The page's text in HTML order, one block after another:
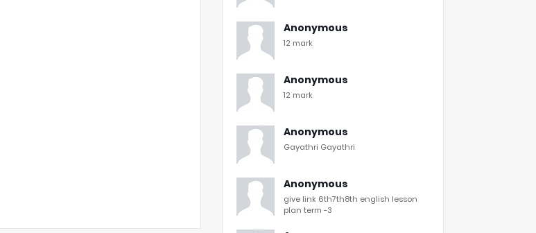
Anonymous
12 mark
Anonymous
12 mark
Anonymous
Gayathri Gayathri
Anonymous
give link 6th7th8th english lesson
plan term -3